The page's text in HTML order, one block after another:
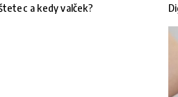
a kedy valček?